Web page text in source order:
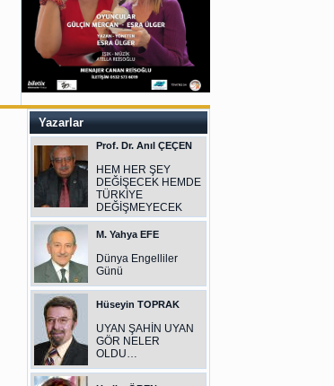
Yazarlar
Prof. Dr. Anıl ÇEÇEN
HEM HER ŞEY
DEĞİŞECEK HEMDE
TÜRKİYE
DEĞİŞMEYECEK
M. Yahya EFE
Dünya Engelliler
Günü
Hüseyin TOPRAK
UYAN ŞAHİN UYAN
GÖR NELER
OLDU…